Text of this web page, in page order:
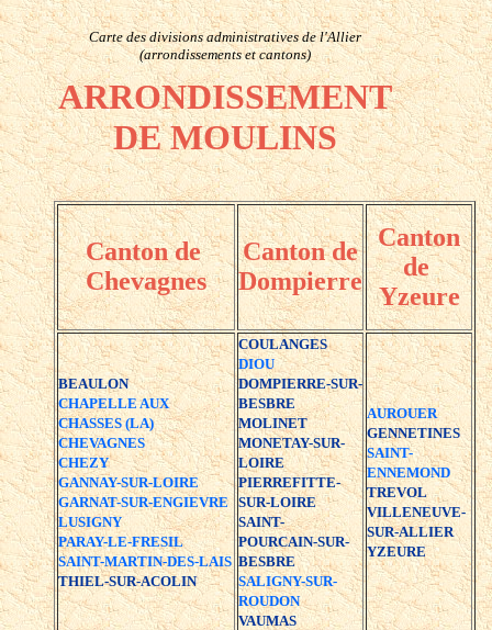
Carte des divisions administratives de l'Allier
(arrondissements et cantons)
ARRONDISSEMENT
DE MOULINS
Canton de
Chevagnes
Canton de
Dompierre
Canton
de
Yzeure
BEAULON
CHAPELLE AUX
CHASSES (LA)
CHEVAGNES
CHEZY
GANNAY-SUR-LOIRE
GARNAT-SUR-ENGIEVRE
LUSIGNY
PARAY-LE-FRESIL
SAINT-MARTIN-DES-LAIS
THIEL-SUR-ACOLIN
COULANGES
DIOU
DOMPIERRE-SUR-
BESBRE
MOLINET
MONETAY-SUR-
LOIRE
PIERREFITTE-
SUR-LOIRE
SAINT-
POURCAIN-SUR-
BESBRE
SALIGNY-SUR-
ROUDON
VAUMAS
AUROUER
GENNETINES
SAINT-
ENNEMOND
TREVOL
VILLENEUVE-
SUR-ALLIER
YZEURE